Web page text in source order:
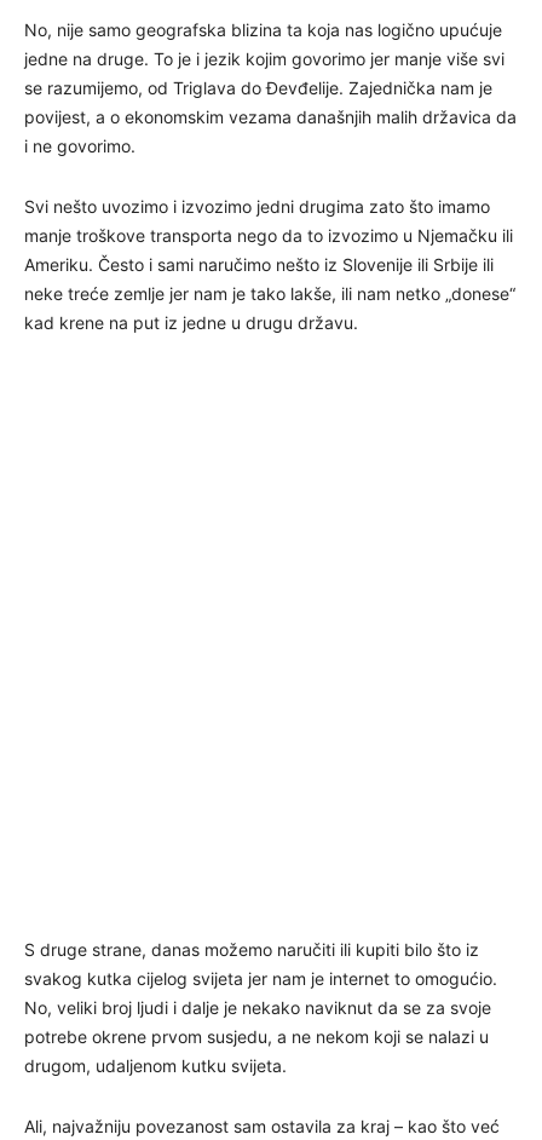
No, nije samo geografska blizina ta koja nas logično upućuje
jedne na druge. To je i jezik kojim govorimo jer manje više svi
se razumijemo, od Triglava do Đevđelije. Zajednička nam je
povijest, a o ekonomskim vezama današnjih malih državica da
i ne govorimo.
Svi nešto uvozimo i izvozimo jedni drugima zato što imamo
manje troškove transporta nego da to izvozimo u Njemačku ili
Ameriku. Često i sami naručimo nešto iz Slovenije ili Srbije ili
neke treće zemlje jer nam je tako lakše, ili nam netko „donese“
kad krene na put iz jedne u drugu državu.
S druge strane, danas možemo naručiti ili kupiti bilo što iz
svakog kutka cijelog svijeta jer nam je internet to omogućio.
No, veliki broj ljudi i dalje je nekako naviknut da se za svoje
potrebe okrene prvom susjedu, a ne nekom koji se nalazi u
drugom, udaljenom kutku svijeta.
Ali, najvažniju povezanost sam ostavila za kraj – kao što već